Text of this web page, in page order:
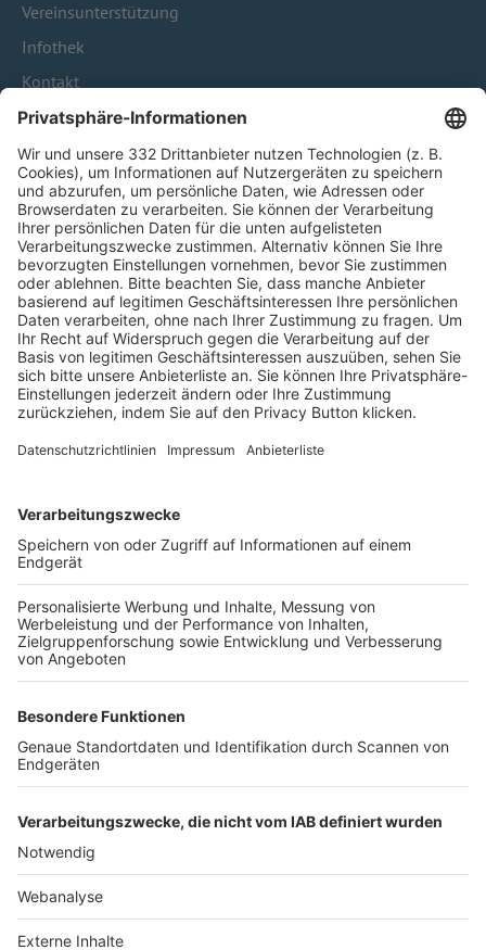
Vereinsunterstützung
Infothek
Kontakt
HÄUFIG BESUCHTE SEITEN
Pässe und Vereinswechsel
Trainerausbildung
Schulungsangebot Vereinsmitarbeiter
BFV-Geschäftsstellen
Trainerbörse
Login SpielPlus
FOLGE DEM BFV
TOP-VEREINE
TOP-PARTNER
Nutzungsbedingungen Datenschutz Impressum